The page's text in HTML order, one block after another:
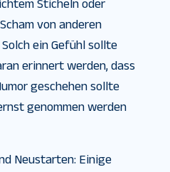
Sticheln oder
von anderen
ein Gefühl sollte
erinnert werden, dass
geschehen sollte
genommen werden
Neustarten: Einige